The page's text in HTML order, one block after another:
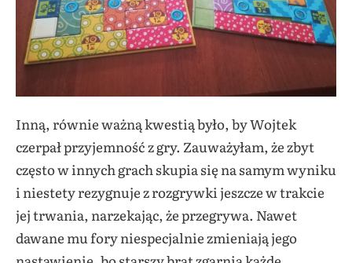
Inną, równie ważną kwestią było, by Wojtek
czerpał przyjemność z gry. Zauważyłam, że zbyt
często w innych grach skupia się na samym wyniku
i niestety rezygnuje z rozgrywki jeszcze w trakcie
jej trwania, narzekając, że przegrywa. Nawet
dawane mu fory niespecjalnie zmieniają jego